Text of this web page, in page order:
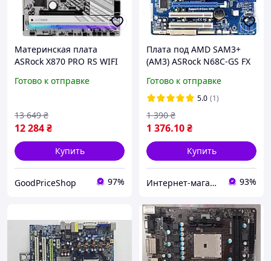
Материнская плата
ASRock X870 PRO RS WIFI
4xDDR5 3xM.2 4xSATA
Готово к отправке
12 284₴
13 649 ₴
Купить
GoodPriceShop 97%
Плата под AMD SAM3+
(AM3) ASRock N68C-GS FX
ОДНОВРЕМЕННО Поним
2-6 ЯДЕР до PHENOM II X6
am3
Готово к отправке
5.0 (1)
1 376.10₴
1 390 ₴
Купить
Интернет-магазин " Правильный Выбор " 93%